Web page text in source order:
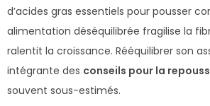
d’acides gras essentiels pour pousser
alimentation déséquilibrée fragilise la
ralentit la croissance. Rééquilibrer son
intégrante des conseils pour la
souvent sous-estimés.